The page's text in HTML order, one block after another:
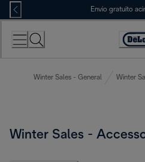
Skip
to
Content
Envio gratuito
Winter Sales - General Winter
Winter Sales -